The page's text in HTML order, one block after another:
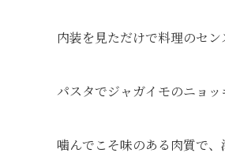
内装を見ただけで料理のセン
パスタでジャガイモのニョ
噛んでこそ味のある肉質で